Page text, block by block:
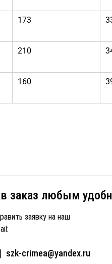
173
210
160
заказ любым
заявку на наш
szk-crimea@yandex.ru